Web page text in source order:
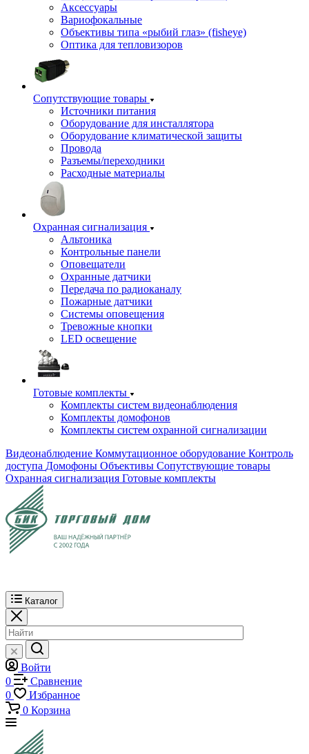
Аксессуары
Вариофокальные
Объективы типа «рыбий глаз» (fisheye)
Оптика для тепловизоров
Сопутствующие товары
Источники питания
Оборудование для инсталлятора
Оборудование климатической защиты
Провода
Разъемы/переходники
Расходные материалы
Охранная сигнализация
Альтоника
Контрольные панели
Оповещатели
Охранные датчики
Передача по радиоканалу
Пожарные датчики
Системы оповещения
Тревожные кнопки
LED освещение
Готовые комплекты
Комплекты систем видеонаблюдения
Комплекты домофонов
Комплекты систем охранной сигнализации
Видеонаблюдение Коммутационное оборудование Контроль
доступа Домофоны Объективы Сопутствующие товары
Охранная сигнализация Готовые комплекты
Каталог
Войти
0
Сравнение
0
Избранное
0 Корзина